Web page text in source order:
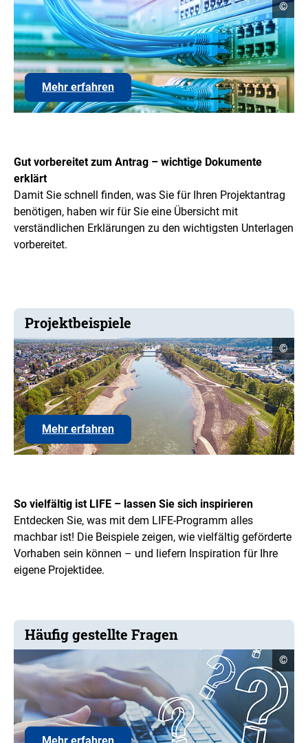
Mehr erfahrenLink
den
©
Gut vorbereitet zum Antrag – wichtige Dokumente
erklärt
Damit Sie schnell finden, was Sie für Ihren Projektantrag
benötigen, haben wir für Sie eine Übersicht mit
verständlichen Erklärungen zu den wichtigsten Unterlagen
vorbereitet.
Projektbeispiele
Mehr erfahrenLink
den
©
So vielfältig ist LIFE – lassen Sie sich inspirieren
Entdecken Sie, was mit dem LIFE-Programm alles
machbar ist! Die Beispiele zeigen, wie vielfältig geförderte
Vorhaben sein können – und liefern Inspiration für Ihre
eigene Projektidee.
Häufig gestellte Fragen
Mehr erfahren
©